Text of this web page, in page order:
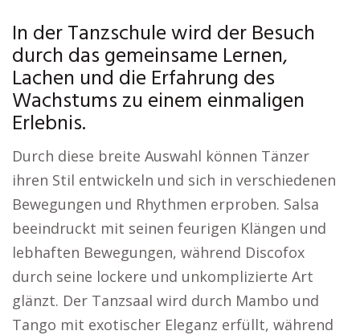
In der Tanzschule wird der Besuch
durch das gemeinsame Lernen,
Lachen und die Erfahrung des
Wachstums zu einem einmaligen
Erlebnis.
Durch diese breite Auswahl können Tänzer
ihren Stil entwickeln und sich in verschiedenen
Bewegungen und Rhythmen erproben. Salsa
beeindruckt mit seinen feurigen Klängen und
lebhaften Bewegungen, während Discofox
durch seine lockere und unkomplizierte Art
glänzt. Der Tanzsaal wird durch Mambo und
Tango mit exotischer Eleganz erfüllt, während